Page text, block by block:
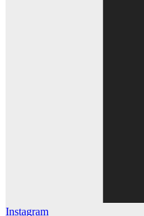
Instagram